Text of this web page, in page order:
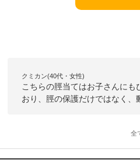
クミカン(40代・女性)
こちらの脛当てはお子さんに
おり、脛の保護だけではなく
全